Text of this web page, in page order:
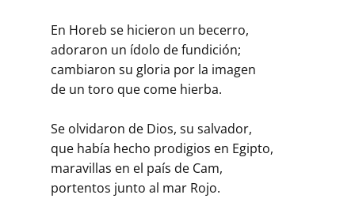
En Horeb se hicieron un becerro,
adoraron un ídolo de fundición;
cambiaron su gloria por la imagen
de un toro que come hierba.
Se olvidaron de Dios, su salvador,
que había hecho prodigios en Egipto,
maravillas en el país de Cam,
portentos junto al mar Rojo.